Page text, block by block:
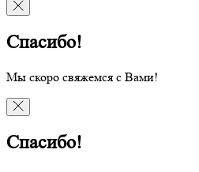
Спасибо!
Мы скоро свяжемся с Вами!
Спасибо!